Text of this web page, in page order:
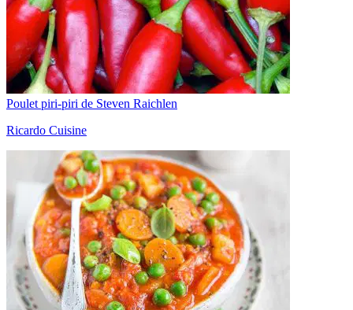
Poulet piri-piri de Steven Raichlen
Ricardo Cuisine